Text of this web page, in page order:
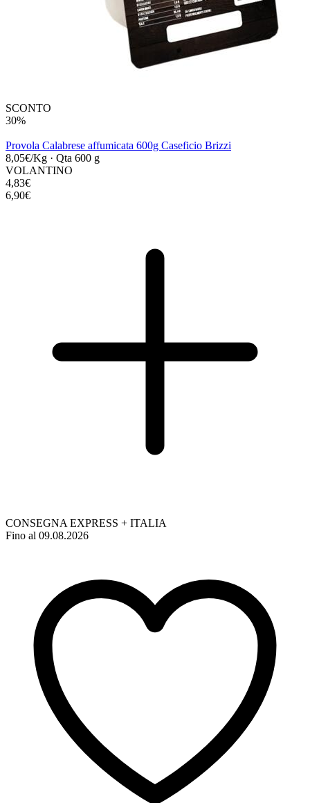
SCONTO
30%
Provola Calabrese affumicata 600g Caseficio Brizzi
8,05€/Kg · Qta 600 g
VOLANTINO
4,83€
6,90€
CONSEGNA EXPRESS + ITALIA
Fino al 09.08.2026